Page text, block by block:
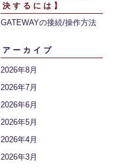
決するには】
GATEWAYの接続/操作方法
アーカイブ
2026年8月
2026年7月
2026年6月
2026年5月
2026年4月
2026年3月